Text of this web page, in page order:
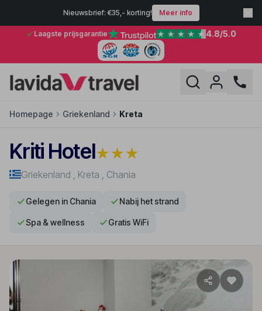
Nieuwsbrief: €35,- korting! Meer info
Laagste prijsgarantie 4.8/5.0
Homepage Griekenland Kreta
Kriti Hotel★★★
Griekenland , Kreta , Chania
Gelegen in Chania Nabij het strand
Spa & wellness Gratis WiFi